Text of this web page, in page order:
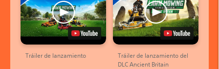
Tráiler de lanzamiento
Tráiler de lanzamiento del
DLC Ancient Britain